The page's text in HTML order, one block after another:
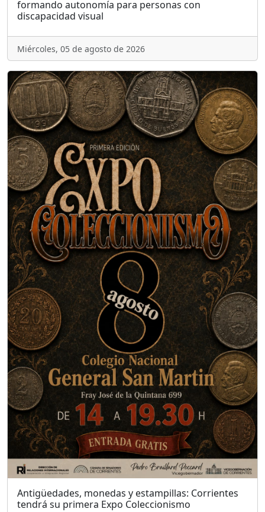
formando autonomía para personas con
discapacidad visual
Miércoles, 05 de agosto de 2026
Antigüedades, monedas y estampillas: Corrientes
tendrá su primera Expo Coleccionismo